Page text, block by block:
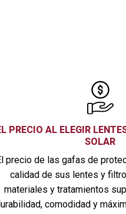
PRECIO AL ELEGIR
SOLAR
precio de las gafas de
calidad de sus lentes y
materiales y tratamientos
comodidad y